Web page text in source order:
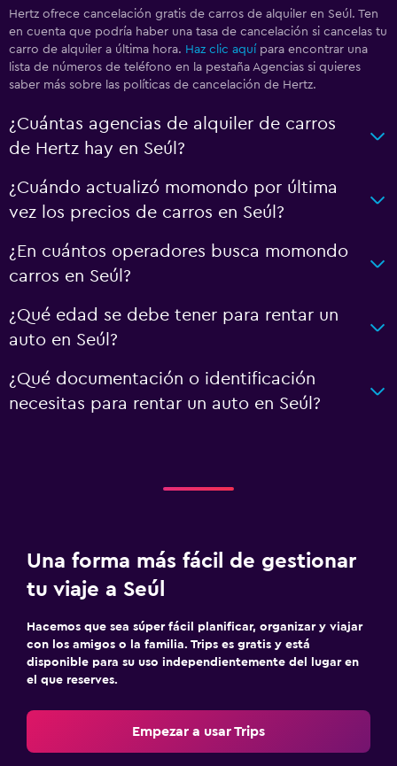
Hertz ofrece cancelación gratis de carros de alquiler en Seúl. Ten
en cuenta que podría haber una tasa de cancelación si cancelas tu
carro de alquiler a última hora. Haz clic aquí para encontrar una
lista de números de teléfono en la pestaña Agencias si quieres
saber más sobre las políticas de cancelación de Hertz.
¿Cuántas agencias de alquiler de carros
de Hertz hay en Seúl?
¿Cuándo actualizó momondo por última
vez los precios de carros en Seúl?
¿En cuántos operadores busca momondo
carros en Seúl?
¿Qué edad se debe tener para rentar un
auto en Seúl?
¿Qué documentación o identificación
necesitas para rentar un auto en Seúl?
Una forma más fácil de gestionar
tu viaje a Seúl
Hacemos que sea súper fácil planificar, organizar y viajar
con los amigos o la familia. Trips es gratis y está
disponible para su uso independientemente del lugar en
el que reserves.
Empezar a usar Trips